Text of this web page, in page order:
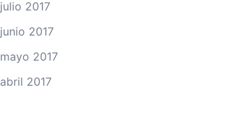
julio 2017
junio 2017
mayo 2017
abril 2017